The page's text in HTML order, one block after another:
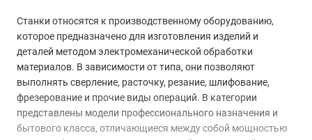
Станки относятся к производственному оборудованию,
которое предназначено для изготовления изделий и
деталей методом электромеханической обработки
материалов. В зависимости от типа, они позволяют
выполнять сверление, расточку, резание, шлифование,
фрезерование и прочие виды операций. В категории
представлены модели профессионального назначения и
бытового класса, отличающиеся между собой мощностью